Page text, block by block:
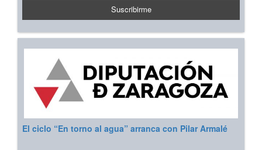
El ciclo “En torno al agua” arranca con Pilar Armalé